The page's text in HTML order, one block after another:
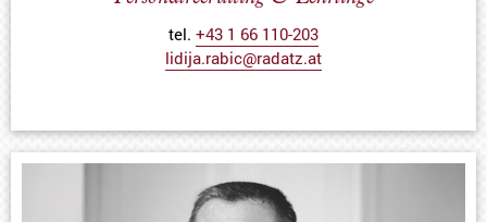
tel. +43 1 66 110-203
lidija.rabic@radatz.at